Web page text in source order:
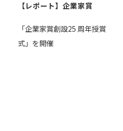
【レポート】企業家賞
「企業家賞創設25 周年授賞
式」を開催